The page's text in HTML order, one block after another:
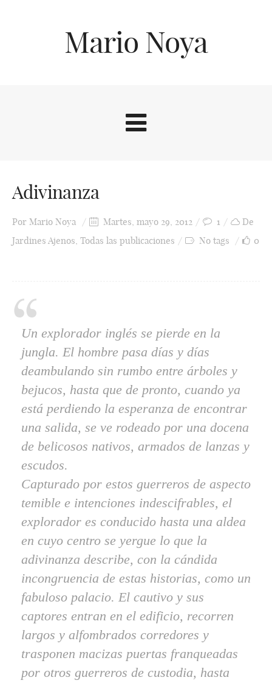
Mario Noya
Adivinanza
Por Mario Noya Martes, mayo 29, 2012 1
De
Jardines Ajenos, Todas las publicaciones No tags 0
Un explorador inglés se pierde en la
jungla. El hombre pasa días y días
deambulando sin rumbo entre árboles y
bejucos, hasta que de pronto, cuando ya
está perdiendo la esperanza de encontrar
una salida, se ve rodeado por una docena
de belicosos nativos, armados de lanzas y
escudos.
Capturado por estos guerreros de aspecto
temible e intenciones indescifrables, el
explorador es conducido hasta una aldea
en cuyo centro se yergue lo que la
adivinanza describe, con la cándida
incongruencia de estas historias, como un
fabuloso palacio. El cautivo y sus
captores entran en el edificio, recorren
largos y alfombrados corredores y
trasponen macizas puertas franqueadas
por otros guerreros de custodia, hasta